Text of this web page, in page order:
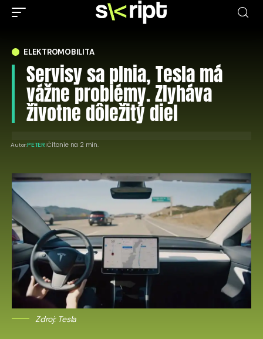
ELEKTROMOBILITA
Servisy sa plnia, Tesla má
vážne problémy. Zlyháva
životne dôležitý diel
Autor:PETER Čítanie na 2 min.
Zdroj: Tesla